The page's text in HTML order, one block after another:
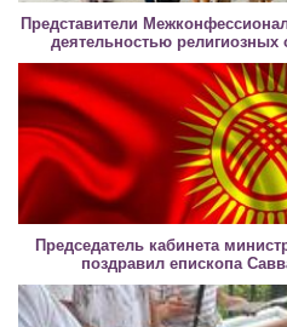
Представители
деятельностью религиозных
Председатель кабинета
поздравил епископа